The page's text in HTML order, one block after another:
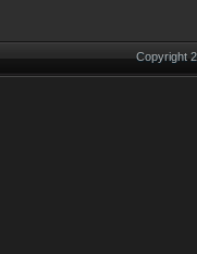
Copyright